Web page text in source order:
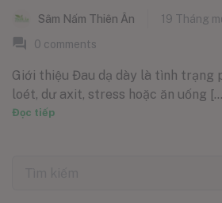
Sâm Nấm Thiên Ân
19 Tháng
0 comments
Giới thiệu Đau dạ dày là tình trạng
loét, dư axit, stress hoặc ăn uống
Đọc tiếp